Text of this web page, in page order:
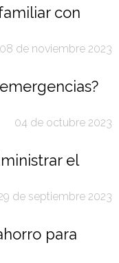
con
08 de noviembre 2023
04 de octubre 2023
el
de septiembre 2023
para